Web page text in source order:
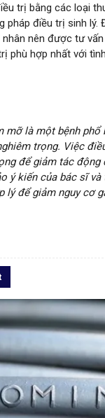
trị bằng các loại
pháp điều trị sinh lý.
nhân nên được tư
phù hợp nhất với
mỡ là một bệnh phổ
trọng. Việc
để giảm tác động
ý kiến của bác sĩ
lý để giảm nguy cơ